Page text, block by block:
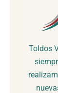
Toldos